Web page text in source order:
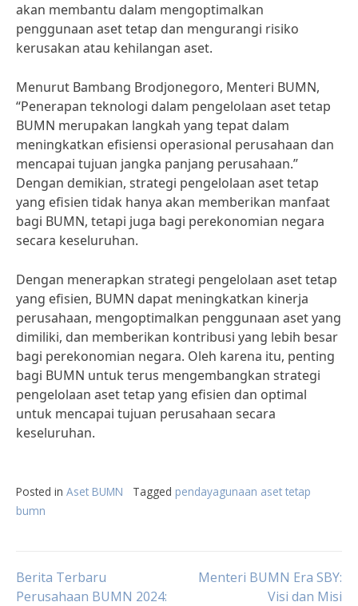
akan membantu dalam mengoptimalkan
penggunaan aset tetap dan mengurangi risiko
kerusakan atau kehilangan aset.
Menurut Bambang Brodjonegoro, Menteri BUMN,
“Penerapan teknologi dalam pengelolaan aset tetap
BUMN merupakan langkah yang tepat dalam
meningkatkan efisiensi operasional perusahaan dan
mencapai tujuan jangka panjang perusahaan.”
Dengan demikian, strategi pengelolaan aset tetap
yang efisien tidak hanya akan memberikan manfaat
bagi BUMN, tetapi juga bagi perekonomian negara
secara keseluruhan.
Dengan menerapkan strategi pengelolaan aset tetap
yang efisien, BUMN dapat meningkatkan kinerja
perusahaan, mengoptimalkan penggunaan aset yang
dimiliki, dan memberikan kontribusi yang lebih besar
bagi perekonomian negara. Oleh karena itu, penting
bagi BUMN untuk terus mengembangkan strategi
pengelolaan aset tetap yang efisien dan optimal
untuk mencapai tujuan perusahaan secara
keseluruhan.
Posted in Aset BUMN Tagged pendayagunaan aset tetap
bumn
Post
Berita Terbaru
Perusahaan BUMN 2024:
Menteri BUMN Era SBY:
Visi dan Misi